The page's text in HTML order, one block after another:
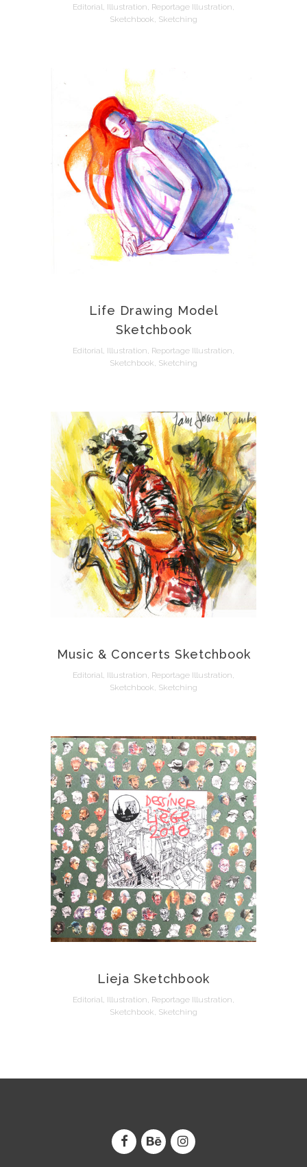
Editorial, Illustration, Reportage Illustration,
Sketchbook, Sketching
Life Drawing Model
Sketchbook
Editorial, Illustration, Reportage Illustration,
Sketchbook, Sketching
Music & Concerts Sketchbook
Editorial, Illustration, Reportage Illustration,
Sketchbook, Sketching
Lieja Sketchbook
Editorial, Illustration, Reportage Illustration,
Sketchbook, Sketching